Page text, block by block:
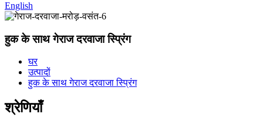
English
हुक के साथ गेराज दरवाजा स्प्रिंग
घर
उत्पादों
हुक के साथ गेराज दरवाजा स्प्रिंग
श्रेणियाँ